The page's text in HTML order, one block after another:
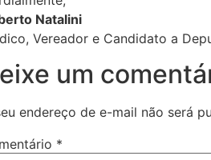
Natalini
Vereador e Candidato a
um
endereço de e-mail não será
*